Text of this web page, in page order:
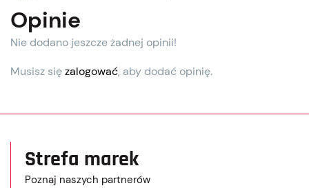
Opinie
Nie dodano jeszcze żadnej opinii!
Musisz sięzalogować, aby dodać opinię.
Strefa marek
Poznaj naszych partnerów